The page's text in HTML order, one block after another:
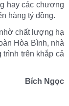
hay các chương
hàng tỷ đồng.
chất lượng hạ
Hòa Bình, nhà
trình trên khắp cả
Bích Ngọc